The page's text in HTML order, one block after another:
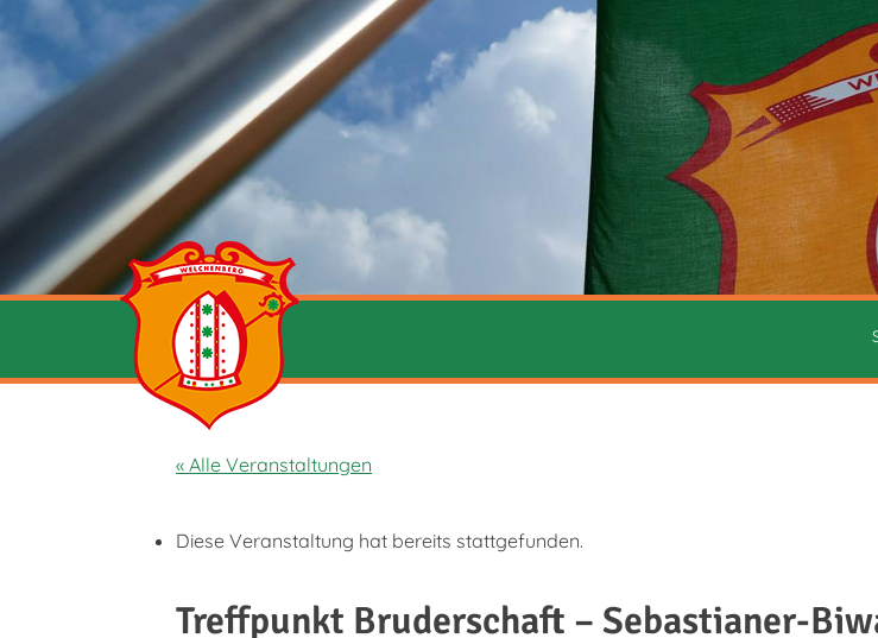
« Alle Veranstaltungen
Diese Veranstaltung hat bereits stattgefunden.
Treffpunkt Bruderschaft – Sebastianer-